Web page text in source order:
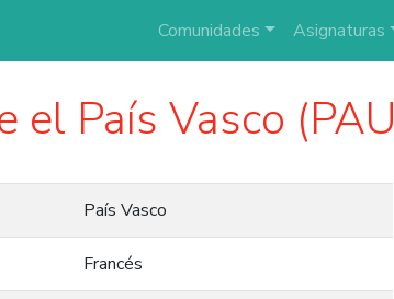
Comunidades Asignaturas
el País Vasco
País Vasco
Francés